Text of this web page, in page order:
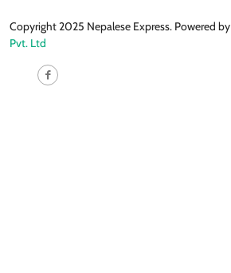
Copyright 2025 Nepalese Express. Powered by
Pvt. Ltd